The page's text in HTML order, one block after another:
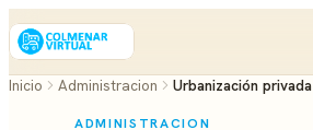
Inicio Administracion Urbanización privada
ADMINISTRACION